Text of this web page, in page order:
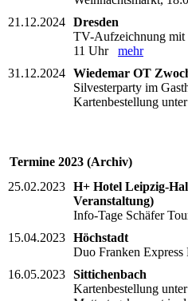
21.12.2024 Dresden
TV-Aufzeichnung
11 Uhr mehr
31.12.2024 Wiedemar OT
Silvesterparty im
Kartenbestellung
Termine 2023 (Archiv)
25.02.2023 H+ Hotel Leipzig-
Veranstaltung)
Info-Tage Schäfer
15.04.2023 Höchstadt
Duo Franken Express
16.05.2023 Sittichenbach
Kartenbestellung